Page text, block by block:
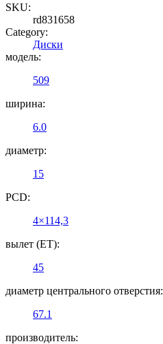
SKU:
rd831658
Category:
Диски
модель:
509
ширина:
6.0
диаметр:
15
PCD:
4×114,3
вылет (ET):
45
диаметр центрального отверстия:
67.1
производитель: